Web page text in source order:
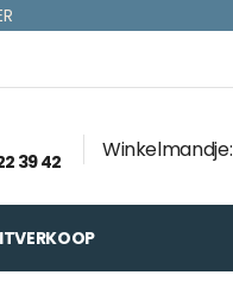
39 42 Winkelmandje: